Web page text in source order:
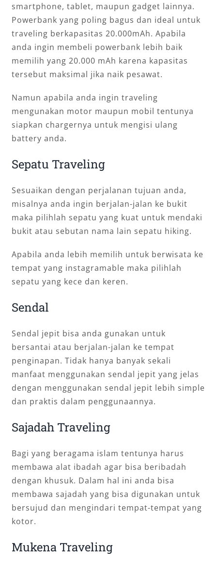
smartphone, tablet, maupun gadget lainnya.
Powerbank yang poling bagus dan ideal untuk
traveling berkapasitas 20.000mAh. Apabila
anda ingin membeli powerbank lebih baik
memilih yang 20.000 mAh karena kapasitas
tersebut maksimal jika naik pesawat.
Namun apabila anda ingin traveling
mengunakan motor maupun mobil tentunya
siapkan chargernya untuk mengisi ulang
battery anda.
Sepatu Traveling
Sesuaikan dengan perjalanan tujuan anda,
misalnya anda ingin berjalan-jalan ke bukit
maka pilihlah sepatu yang kuat untuk mendaki
bukit atau sebutan nama lain sepatu hiking.
Apabila anda lebih memilih untuk berwisata ke
tempat yang instagramable maka pilihlah
sepatu yang kece dan keren.
Sendal
Sendal jepit bisa anda gunakan untuk
bersantai atau berjalan-jalan ke tempat
penginapan. Tidak hanya banyak sekali
manfaat menggunakan sendal jepit yang jelas
dengan menggunakan sendal jepit lebih simple
dan praktis dalam penggunaannya.
Sajadah Traveling
Bagi yang beragama islam tentunya harus
membawa alat ibadah agar bisa beribadah
dengan khusuk. Dalam hal ini anda bisa
membawa sajadah yang bisa digunakan untuk
bersujud dan mengindari tempat-tempat yang
kotor.
Mukena Traveling